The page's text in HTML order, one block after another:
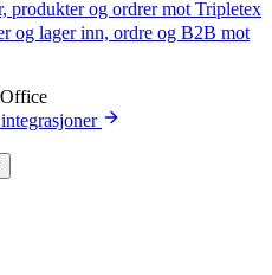
produkter og ordrer mot Tripletex
og lager inn, ordre og B2B mot